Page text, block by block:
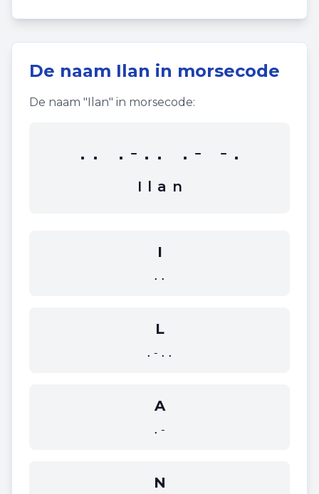
De naam Ilan in morsecode
De naam "Ilan" in morsecode:
.. .-.. .- -.
I l a n
I
..
L
.-..
A
.-
N